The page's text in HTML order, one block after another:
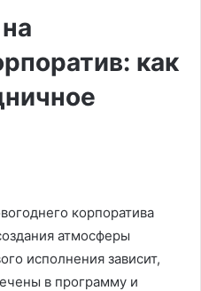
как
корпоратива
атмосферы
исполнения зависит,
в программу и